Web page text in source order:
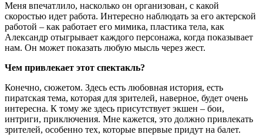
Меня впечатлило, насколько он организован, с какой
скоростью идет работа. Интересно наблюдать за его актерской
работой – как работает его мимика, пластика тела, как
Александр отыгрывает каждого персонажа, когда показывает
нам. Он может показать любую мысль через жест.
Чем привлекает этот спектакль?
Конечно, сюжетом. Здесь есть любовная история, есть
пиратская тема, которая для зрителей, наверное, будет очень
интересна. К тому же здесь присутствует экшен ‒ бои,
интриги, приключения. Мне кажется, это должно привлекать
зрителей, особенно тех, которые впервые придут на балет.